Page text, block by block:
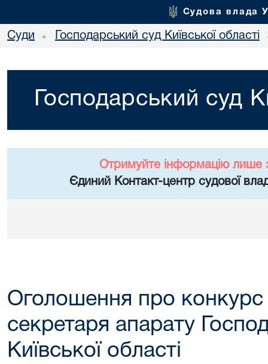
Судова влада
Суди • Господарський суд Київської області
Господарський суд
Отримуйте інформацію лише
Єдиний Контакт-центр судової
Оголошення про
секретаря апарату
Київської області